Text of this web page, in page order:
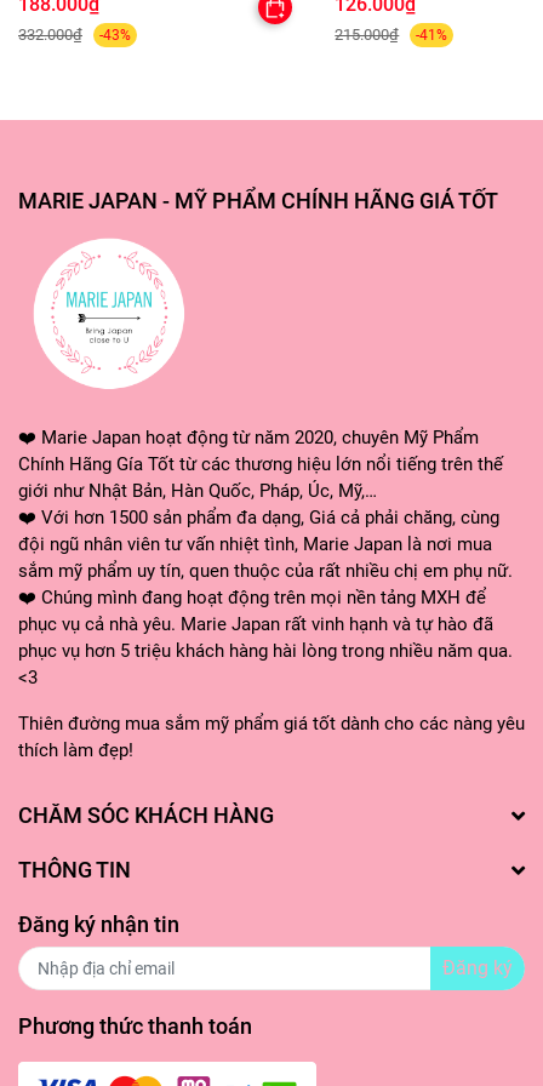
- Lấy lượng đủ dùng cho toàn bộ vùng da tiếp xúc ánh
- Xoa đều để che phủ rộng và đều khắp
- Nơi khô ráo, thoáng mát.
- Tránh ánh nắng trực tiếp, nơi có nhiệt độ cao hoặc ẩm
ướt.
- Đậy nắp kín sau khi sử dụng.
332.000₫ -43% 215.000₫ -41%
MARIE JAPAN - MỸ PHẨM CHÍNH HÃNG GIÁ TỐT
❤️ Marie Japan hoạt động từ năm 2020, chuyên Mỹ Phẩm
Chính Hãng Gía Tốt từ các thương hiệu lớn nổi tiếng trên thế
giới như Nhật Bản, Hàn Quốc, Pháp, Úc, Mỹ,…
❤️ Với hơn 1500 sản phẩm đa dạng, Giá cả phải chăng, cùng
đội ngũ nhân viên tư vấn nhiệt tình, Marie Japan là nơi mua
sắm mỹ phẩm uy tín, quen thuộc của rất nhiều chị em phụ nữ.
❤️ Chúng mình đang hoạt động trên mọi nền tảng MXH để
phục vụ cả nhà yêu. Marie Japan rất vinh hạnh và tự hào đã
phục vụ hơn 5 triệu khách hàng hài lòng trong nhiều năm qua.
<3
Thiên đường mua sắm mỹ phẩm giá tốt dành cho các nàng yêu
thích làm đẹp!
CHĂM SÓC KHÁCH HÀNG
THÔNG TIN
Đăng ký nhận tin
Đăng ký
Phương thức thanh toán